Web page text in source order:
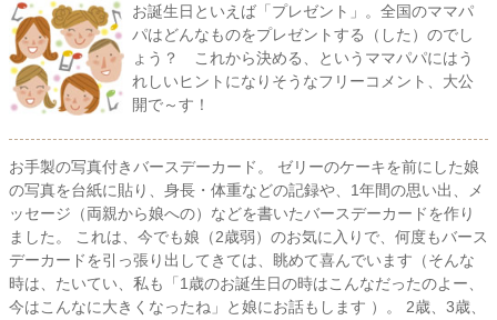
お誕生日といえば「プレゼント」。全国のママパ
パはどんなものをプレゼントする（した）のでし
ょう？ これから決める、というママパパにはう
れしいヒントになりそうなフリーコメント、大公
開で～す！
お手製の写真付きバースデーカード。 ゼリーのケーキを前にした娘
の写真を台紙に貼り、身長・体重などの記録や、1年間の思い出、メ
ッセージ（両親から娘への）などを書いたバースデーカードを作り
ました。 これは、今でも娘（2歳弱）のお気に入りで、何度もバース
デーカードを引っ張り出してきては、眺めて喜んでいます（そんな
時は、たいてい、私も「1歳のお誕生日の時はこんなだったのよー、
今はこんなに大きくなったね」と娘にお話もします ）。 2歳、3歳、